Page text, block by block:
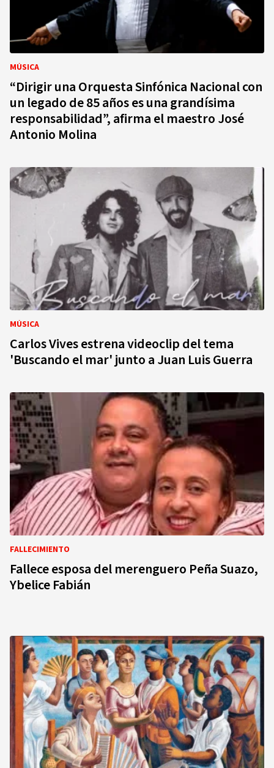
MÚSICA
“Dirigir una Orquesta Sinfónica Nacional con
un legado de 85 años es una grandísima
responsabilidad”, afirma el maestro José
Antonio Molina
MÚSICA
Carlos Vives estrena videoclip del tema
'Buscando el mar' junto a Juan Luis Guerra
FALLECIMIENTO
Fallece esposa del merenguero Peña Suazo,
Ybelice Fabián